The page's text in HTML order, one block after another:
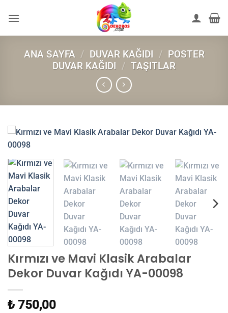
atla
ANA SAYFA / DUVAR KAĞIDI / POSTER
DUVAR KAĞIDI / TAŞITLAR
Kırmızı ve Mavi Klasik Arabalar
Dekor Duvar Kağıdı YA-00098
₺ 750,00